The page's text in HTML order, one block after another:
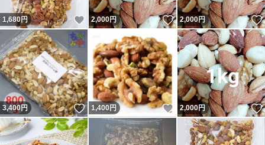
1,680円 いいね！
2,000円 いいね！
2,000円
3,400円 いいね！
1,400円 いいね！
2,000円